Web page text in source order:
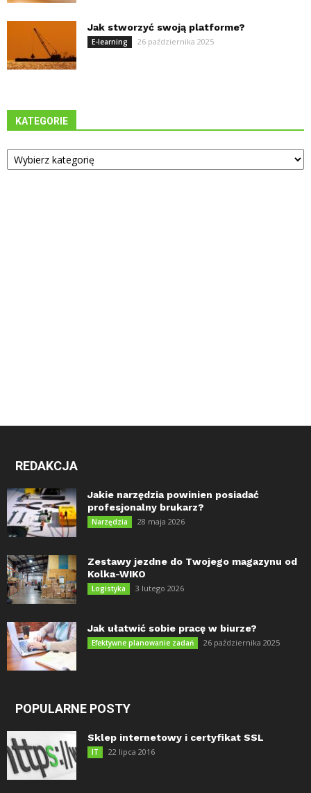
Jak stworzyć swoją platforme?
E-learning 26 października 2025
KATEGORIE
Kategorie
REDAKCJA
Jakie narzędzia powinien posiadać
profesjonalny brukarz?
Narzędzia 28 maja 2026
Zestawy jezdne do Twojego magazynu od
Kolka-WIKO
Logistyka 3 lutego 2026
Jak ułatwić sobie pracę w biurze?
Efektywne planowanie zadań 26 października 2025
POPULARNE POSTY
Sklep internetowy i certyfikat SSL
IT 22 lipca 2016